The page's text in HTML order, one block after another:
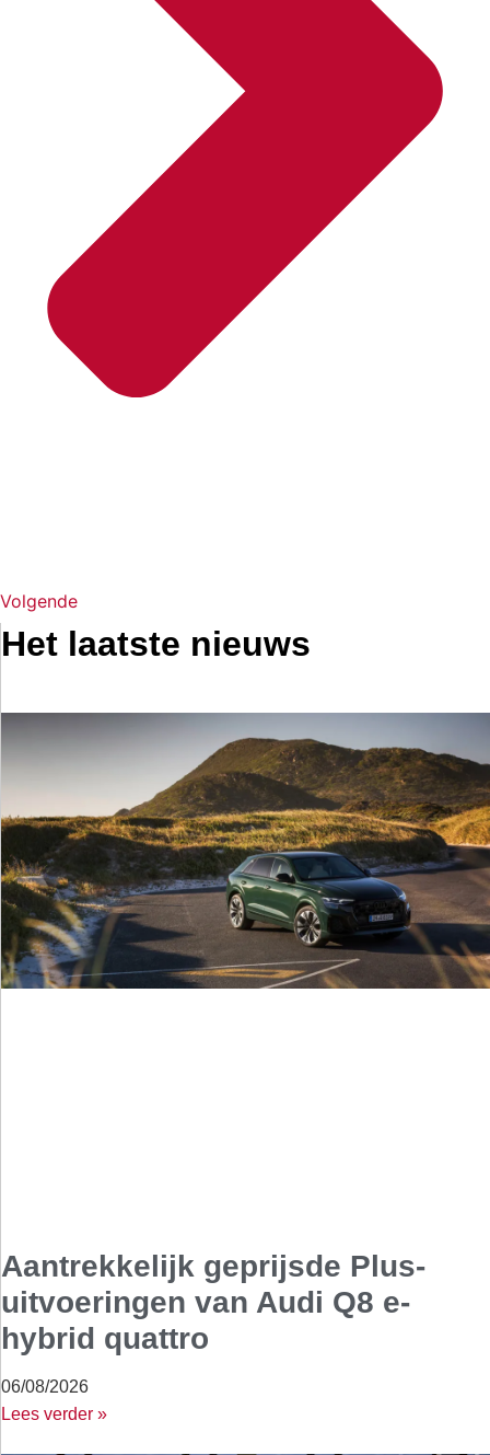
Volgende
Het laatste nieuws
Aantrekkelijk geprijsde Plus-
uitvoeringen van Audi Q8 e-
hybrid quattro
06/08/2026
Lees verder »